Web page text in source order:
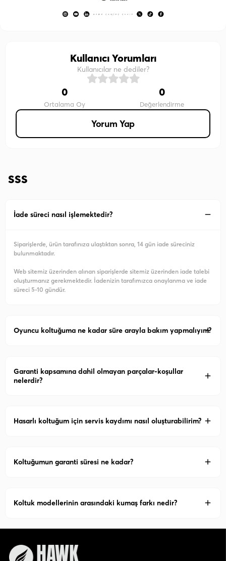
Kullanıcı Yorumları
Kullanıcılar ne dediler?
0
Ortalama Oy
0
Değerlendirme
Yorum Yap
SSS
İade süreci nasıl işlemektedir?
Siparişlerde, ürün tarafınıza ulaştıktan sonra, 14 gün iade süreciniz
bulunmaktadır.
Web sitemiz üzerinden alınan siparişlerde sitemiz üzerinden iade talebi
oluşturmanız gerekmektedir. İadenizin tarafımızca onaylanma ve iade
süreci 5-10 gündür.
Oyuncu koltuğuma ne kadar süre arayla bakım yapmalıyım?
Garanti kapsamına dahil olmayan parçalar-koşullar
nelerdir?
Hasarlı koltuğum için servis kaydımı nasıl oluşturabilirim?
Koltuğumun garanti süresi ne kadar?
Koltuk modellerinin arasındaki kumaş farkı nedir?